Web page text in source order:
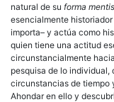
natural de su forma mentis
esencialmente
importa– y actúa como
quien tiene una actitud
circunstancialmente
pesquisa de lo individual,
circunstancias de tiempo
Ahondar en ello y